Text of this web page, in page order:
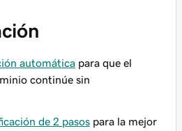
automática para que el
continúe sin
de 2 pasos para la mejor